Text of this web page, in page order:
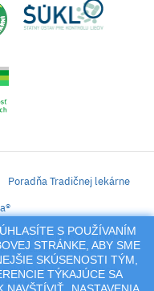
S POUŽÍVANÍM
STRÁNKE, ABY SME
SKÚSENOSTI TÝM,
TÝKAJÚCE SA
Poradňa Tradičnej lekárne
doplnkov, prípravkov s
zaslanie receptu.
akákoľvek jeho reprodukcia
a pod.),